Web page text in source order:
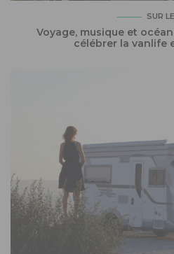
SUR
Voyage, musique et
célébrer la vanlife